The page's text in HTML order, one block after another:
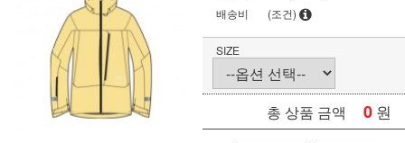
배송비 (조건)
SIZE
총 상품 금액 0 원